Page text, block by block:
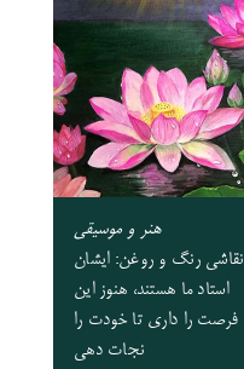
هنر و موسیقی
نقاشی رنگ و روغن: ایشان
استاد ما هستند، هنوز این
فرصت را داری تا خودت را
نجات دهی